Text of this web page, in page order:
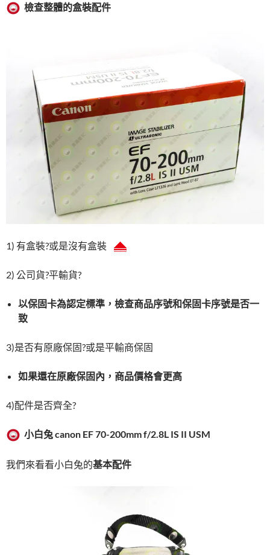
檢查整體的盒裝配件
1) 有盒裝?或是沒有盒裝
2) 公司貨?平輸貨?
以保固卡為認定標準，檢查商品序號和保固卡序號是否一
致
3)是否有原廠保固?或是平輸商保固
如果還在原廠保固內，商品價格會更高
4)配件是否齊全?
小白兔 canon EF 70-200mm f/2.8L IS II USM
我們來看看小白兔的基本配件